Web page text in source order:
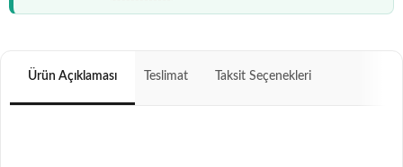
Ürün Açıklaması Teslimat Taksit Seçenekleri